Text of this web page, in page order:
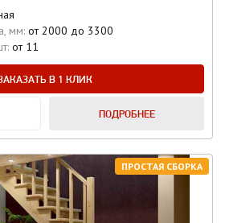
мм: от 2000 до 3300
от 11
В 1 КЛИК
ПОДРОБНЕЕ
ПРОСТАЯ СБОРКА